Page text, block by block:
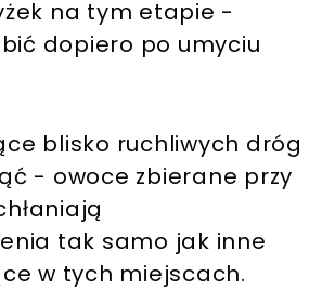
na tym etapie -
dopiero po umyciu
blisko ruchliwych dróg
- owoce zbierane przy
tak samo jak inne
w tych miejscach.